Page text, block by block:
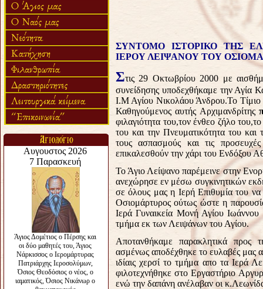
ΣΥΝΤΟΜΟ ΙΣΤΟΡΙΚΟ ΤΗΣ
ΙΕΡΟΥ ΛΕΙΨΑΝΟΥ ΤΟΥ
Στις 29 Οκτωβρίου 2000 με
συνείδησης υποδεχθήκαμε την Αγία
Ι.Μ Αγίου Νικολάου Άνδρου.Το
Καθηγούμενος αυτής Αρχιμανδρίτης
φιλαγιότητα του,τον ένθεο ζήλο
του και την Πνευματικότητα του
τους ασπασμούς και τις
επικαλεσθούν την χάρι του Ενδόξου
Το Άγιο Λείψανο παρέμεινε στην
ανεχώρησε εν μέσω συγκινητικών
σε όλους μας η Ιερή Επιθυμία του
Οσιομάρτυρος ούτως ώστε η
Ιερά Γυναικεία Μονή Αγίου
τμήμα εκ των Λειψάνων του Αγίου.
Αποτανθήκαμε παρακλητικά προς
ασμένως αποδέχθηκε το ευλαβές μας
ιδίαις χερσί το τμήμα απο τα Ιερά
φιλοτεχνήθηκε στο Εργαστήριο
ενώ την δαπάνη ανέλαβαν οι